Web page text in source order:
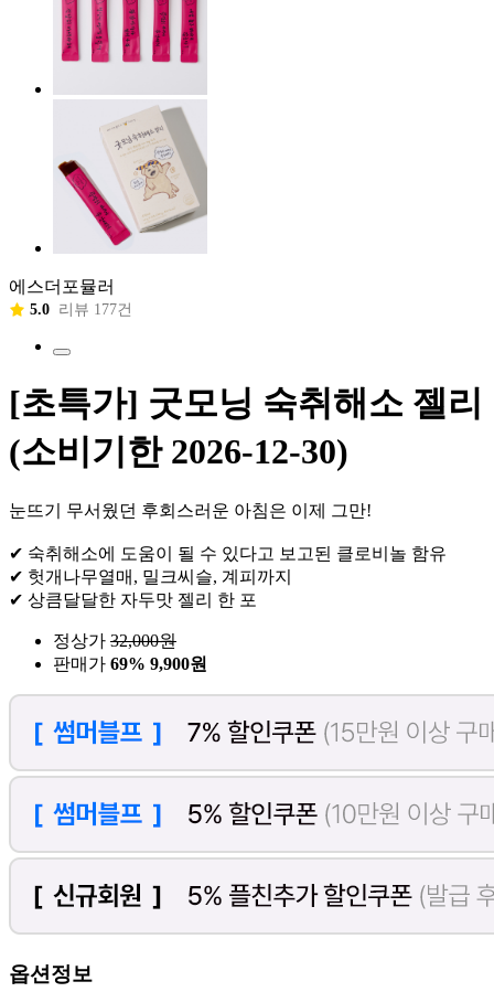
에스더포뮬러
5.0 리뷰 177건
[초특가] 굿모닝 숙취해소 젤리
(소비기한 2026-12-30)
눈뜨기 무서웠던 후회스러운 아침은 이제 그만!
✔ 숙취해소에 도움이 될 수 있다고 보고된 클로비놀 함유
✔ 헛개나무열매, 밀크씨슬, 계피까지
✔ 상큼달달한 자두맛 젤리 한 포
정상가 32,000원
판매가 69% 9,900원
옵션정보